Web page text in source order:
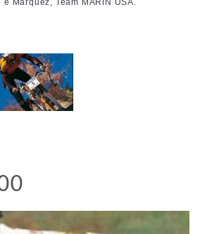
Marquez, Team MARIN USA.